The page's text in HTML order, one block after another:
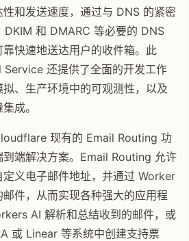
和发送速度，通过与 DNS 的紧密
DKIM 和 DMARC 等必要的 DNS
快速地送达用户的收件箱。此
还提供了全面的开发工作
、生产环境中的可观测性，以及
成。
现有的 Email Routing 功
到端解决方案。Email Routing 允许
义电子邮件地址，并通过 Worker
件，从而实现各种强大的应用程
AI 解析和总结收到的邮件，或
或 Linear 等系统中创建支持票